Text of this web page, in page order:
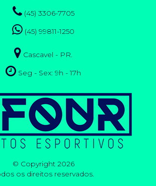
(45) 3306-7705
(45) 99811-1250
Cascavel - PR.
Seg - Sex: 9h - 17h
© Copyright 2026
os direitos reservados.